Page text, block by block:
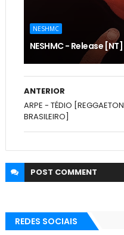
NESHMC
NESHMC - Release [NT]
ANTERIOR
ARPE - TÉDIO [REGGAETON
BRASILEIRO]
POST COMMENT
REDES SOCIAIS